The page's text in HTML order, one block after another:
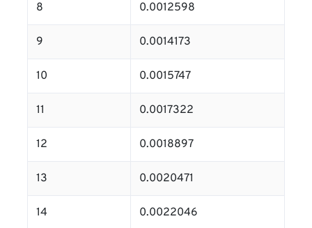
8 0.0012598
9 0.0014173
10 0.0015747
11 0.0017322
12 0.0018897
13 0.0020471
14 0.0022046